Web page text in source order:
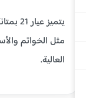
يتميز
مثل الخواتم
العالية.